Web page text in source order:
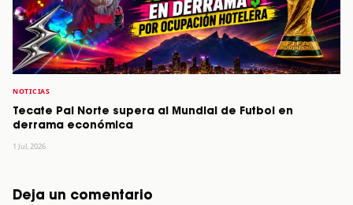
NOTICIAS
Tecate Pal Norte supera al Mundial de Futbol en
derrama económica
1 Jul, 2026
Deja un comentario